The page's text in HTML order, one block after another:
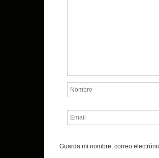
Guarda mi nombre, correo